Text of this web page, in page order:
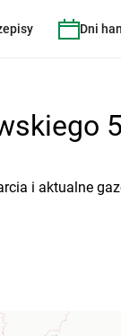
Dni
i aktualne